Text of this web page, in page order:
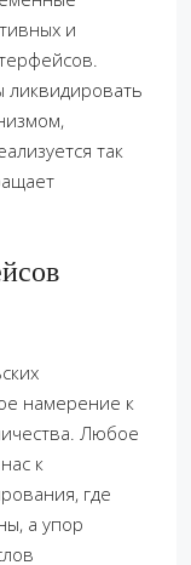
и
так
намерение к
Любое
к
где
а упор